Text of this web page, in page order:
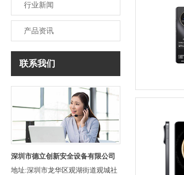
行业新闻
产品资讯
联系我们
深圳市德立创新安全设备有限公司
地址:深圳市龙华区观湖街道观城社